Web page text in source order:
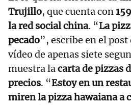
Trujillo, que cuenta con
la red social china. “La
pecado”, escribe en el
vídeo de apenas siete
muestra lacarta de pizzas
precios. “Estoy en un
miren la pizza hawaiana a